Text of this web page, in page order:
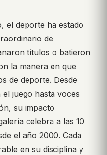
el deporte ha estado
de
títulos o batieron
la manera en que
de deporte. Desde
juego hasta voces
su impacto
celebra a las 10
el año 2000. Cada
en su disciplina y